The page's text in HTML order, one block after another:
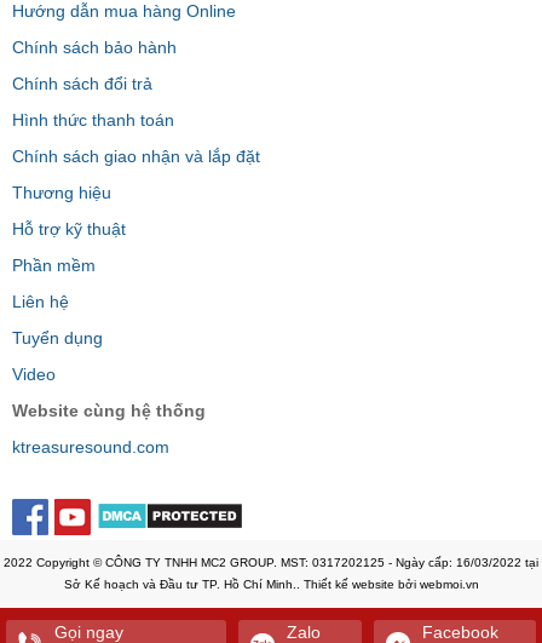
Gọi ngay Zalo Facebook
Hướng dẫn mua hàng Online
Chính sách bảo hành
Chính sách đổi trả
Hình thức thanh toán
Chính sách giao nhận và lắp đặt
Thương hiệu
Hỗ trợ kỹ thuật
Phần mềm
Liên hệ
Tuyển dụng
Video
Website cùng hệ thống
ktreasuresound.com
2022 Copyright © CÔNG TY TNHH MC2 GROUP. MST: 0317202125 - Ngày cấp: 16/03/2022 tại
Sở Kế hoạch và Đầu tư TP. Hồ Chí Minh.. Thiết kế website bởi webmoi.vn